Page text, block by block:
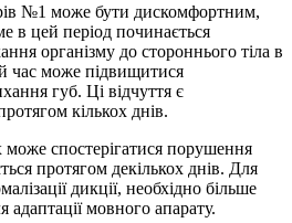
№1 може бути дискомфортним,
в цей період починається
організму до стороннього тіла в
час може підвищитися
губ. Ці відчуття є
кількох днів.
спостерігатися порушення
протягом декількох днів. Для
дикції, необхідно більше
адаптації мовного апарату.